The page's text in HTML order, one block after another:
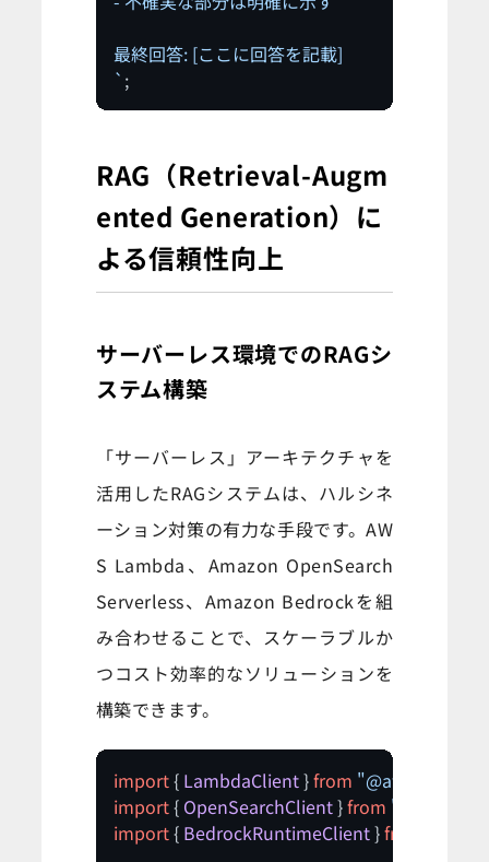
最終回答: [ここに回答を記載]
` ;
RAG（Retrieval-Augm
ented Generation）に
よる信頼性向上
サーバーレス環境でのRAGシ
ステム構築
「サーバーレス」アーキテクチャを
活用したRAGシステムは、ハルシネ
ーション対策の有力な手段です。AW
S Lambda、Amazon OpenSearch
Serverless、Amazon Bedrockを組
み合わせることで、スケーラブルか
つコスト効率的なソリューションを
構築できます。
import { LambdaClient } from "@aws-sdk/
import { OpenSearchClient } from "@aws-
import { BedrockRuntimeClient } from